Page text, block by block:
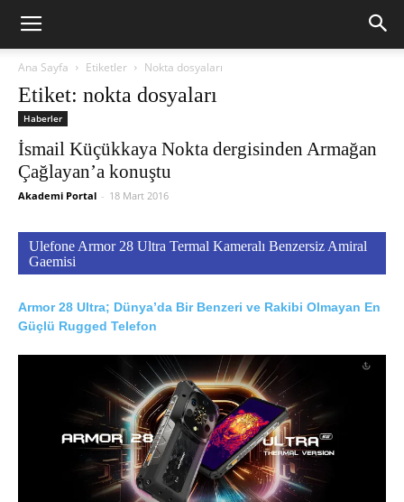
Ana Sayfa Etiketler Nokta dosyaları
Etiket: nokta dosyaları
Haberler
İsmail Küçükkaya Nokta dergisinden Armağan
Çağlayan’a konuştu
Akademi Portal - 18 Mart 2016
Ulefone Armor 28 Ultra Termal Kameralı Benzersiz Amiral
Gaemisi
Armor 28 Ultra; Dünya’da Bir Benzeri ve Rakibi Olmayan En
Güçlü Rugged Telefon